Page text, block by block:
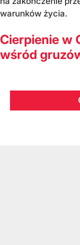
warunków życia.
Cierpienie w
wśród